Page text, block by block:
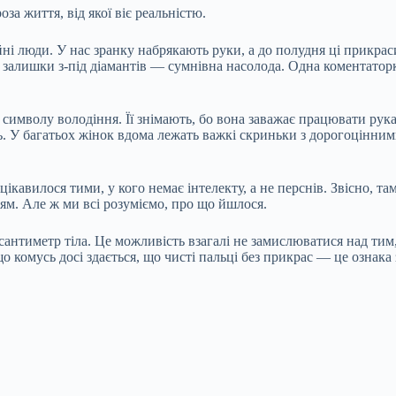
життя, від якої віє реальністю.
У нас зранку набрякають руки, а до полудня ці
з-під діамантів — сумнівна насолода. Одна
володіння. Її знімають, бо вона заважає працювати
У багатьох жінок вдома лежать важкі скриньки з
тими, у кого немає інтелекту, а не перснів. Звісно,
Але ж ми всі розуміємо, про що йшлося.
тіла. Це можливість взагалі не замислюватися над
досі здається, що чисті пальці без прикрас — це